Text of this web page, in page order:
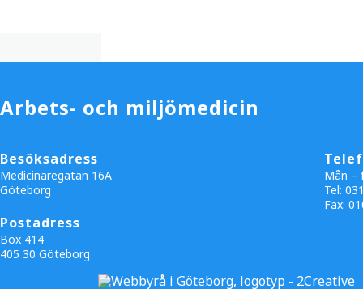
Arbets- och miljömedicin
Besöksadress
Medicinaregatan 16A
Göteborg
Postadress
Box 414
405 30 Göteborg
Mån –
Tel:
Fax: